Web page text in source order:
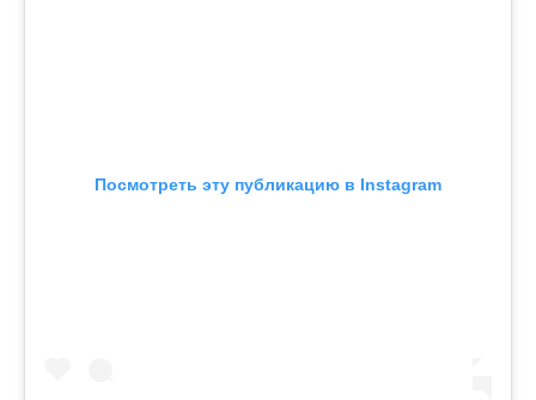
Посмотреть эту публикацию в Instagram